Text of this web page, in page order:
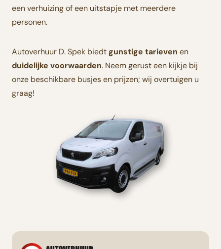
een verhuizing of een uitstapje met meerdere
personen.
Autoverhuur D. Spek biedtgunstige tarieven en
duidelijke voorwaarden. Neem gerust een kijkje bij
onze beschikbare busjes en prijzen; wij overtuigen u
graag!